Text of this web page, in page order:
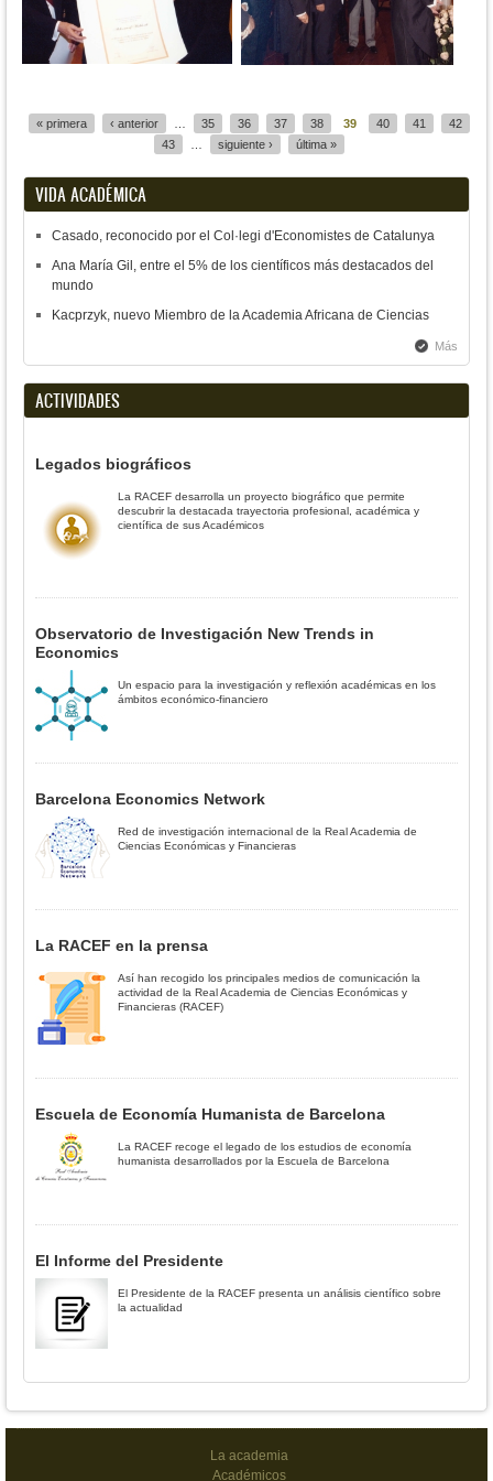
« primera ‹ anterior 35 36 37 38 39 40 41
42
43
siguiente › última »
VIDA ACADÉMICA
Casado, reconocido por el Col·legi d'Economistes de Catalunya
Ana María Gil, entre el 5% de los científicos más destacados del
mundo
Kacprzyk, nuevo Miembro de la Academia Africana de Ciencias
Más
ACTIVIDADES
Legados biográficos
La RACEF desarrolla un proyecto biográfico que permite
descubrir la destacada trayectoria profesional, académica y
científica de sus Académicos
Observatorio de Investigación New Trends in
Economics
Un espacio para la investigación y reflexión académicas en los
ámbitos económico-financiero
Barcelona Economics Network
Red de investigación internacional de la Real Academia de
Ciencias Económicas y Financieras
La RACEF en la prensa
Así han recogido los principales medios de comunicación la
actividad de la Real Academia de Ciencias Económicas y
Financieras (RACEF)
Escuela de Economía Humanista de Barcelona
La RACEF recoge el legado de los estudios de economía
humanista desarrollados por la Escuela de Barcelona
El Informe del Presidente
El Presidente de la RACEF presenta un análisis científico sobre
la actualidad
La academia
Académicos